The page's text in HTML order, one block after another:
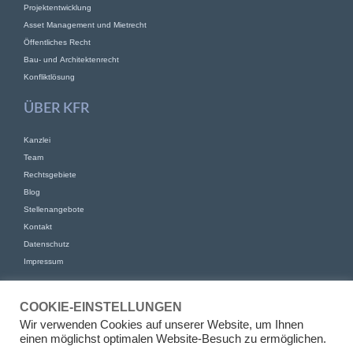
Projektentwicklung
Asset Management und Mietrecht
Öffentliches Recht
Bau- und Architektenrecht
Konfliktlösung
ÜBER KFR
Kanzlei
Team
Rechtsgebiete
Blog
Stellenangebote
Kontakt
Datenschutz
Impressum
KFR Kirchhoff Franke Riethmüller Partnerschaft von Rechtsanwälten
mbB
COOKIE-EINSTELLUNGEN
Wir verwenden Cookies auf unserer Website, um Ihnen
einen möglichst optimalen Website-Besuch zu ermöglichen.